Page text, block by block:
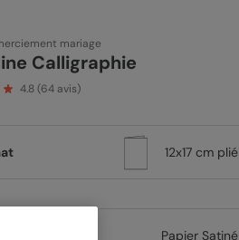
mariage
Calligraphie
4.8(64 avis)
12x17 cm plié
Papier Satiné